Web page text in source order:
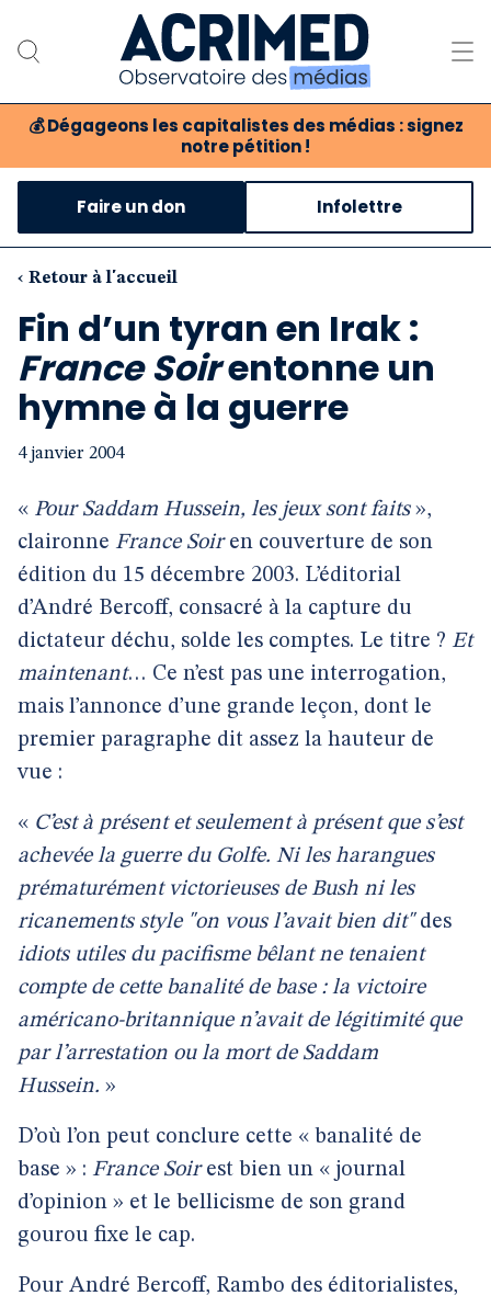
💰 Dégageons les capitalistes des médias : signez
notre pétition !
Notre association
Notre critique des médias
Nos propositions
Notre revue
Boutique
Faire un don Infolettre
‹ Retour à l'accueil
Fin d’un tyran en Irak :
France Soirentonne un
hymne à la guerre
4 janvier 2004
« Pour Saddam Hussein, les jeux sont faits»,
claironne France Soiren couverture de son
édition du 15 décembre 2003. L’éditorial
d’André Bercoff, consacré à la capture du
dictateur déchu, solde les comptes. Le titre ? Et
maintenant… Ce n’est pas une interrogation,
mais l’annonce d’une grande leçon, dont le
premier paragraphe dit assez la hauteur de
vue :
« C’est à présent et seulement à présent que s’est
achevée la guerre du Golfe. Ni les harangues
prématurément victorieuses de Bush ni les
ricanements style "on vous l’avait bien dit"des
idiots utiles du pacifisme bêlant ne tenaient
compte de cette banalité de base : la victoire
américano-britannique n’avait de légitimité que
par l’arrestation ou la mort de Saddam
Hussein. »
D’où l’on peut conclure cette « banalité de
base » : France Soirest bien un « journal
d’opinion » et le bellicisme de son grand
gourou fixe le cap.
Pour André Bercoff, Rambo des éditorialistes,